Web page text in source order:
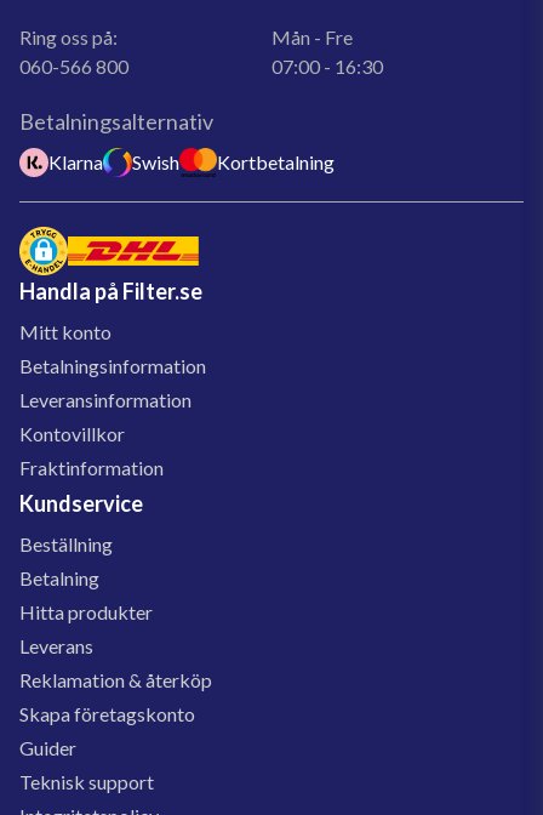
Ring oss på:
060-566 800
Mån - Fre
07:00 - 16:30
Betalningsalternativ
Klarna Swish Kortbetalning
Handla på Filter.se
Mitt konto
Betalningsinformation
Leveransinformation
Kontovillkor
Fraktinformation
Kundservice
Beställning
Betalning
Hitta produkter
Leverans
Reklamation & återköp
Skapa företagskonto
Guider
Teknisk support